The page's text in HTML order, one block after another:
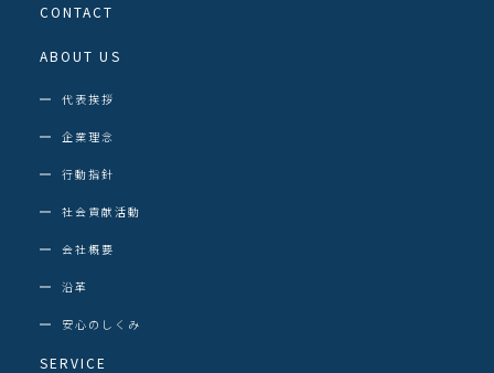
CONTACT
ABOUT US
代表挨拶
企業理念
行動指針
社会貢献活動
会社概要
沿革
安心のしくみ
SERVICE